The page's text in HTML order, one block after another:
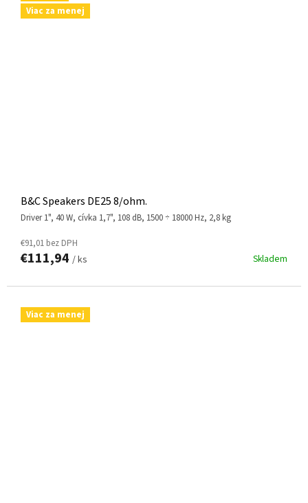
Viac za menej
B&C Speakers DE25 8/ohm.
driver 1", 40 W, cívka 1,7", 108 dB, 1500 ÷ 18000 Hz, 2,8 kg
Skladem
€91,01 bez DPH
€111,94 / ks
Viac za menej